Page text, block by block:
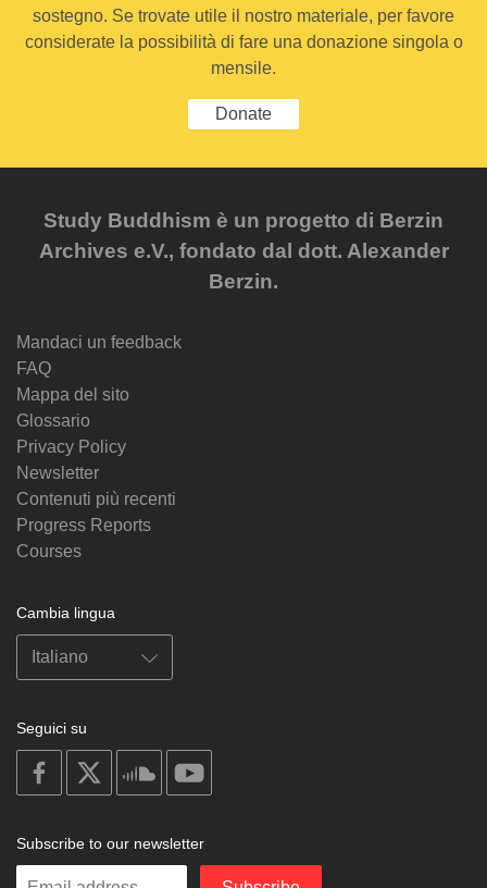
sostegno. Se trovate utile il nostro materiale, per favore
considerate la possibilità di fare una donazione singola o
mensile.
Donate
Study Buddhism è un progetto di Berzin
Archives e.V., fondato dal dott. Alexander
Berzin.
Mandaci un feedback
FAQ
Mappa del sito
Glossario
Privacy Policy
Newsletter
Contenuti più recenti
Progress Reports
Courses
Cambia lingua
Seguici su
on
facebook
soundcloud
Subscribe to our newsletter
Enter